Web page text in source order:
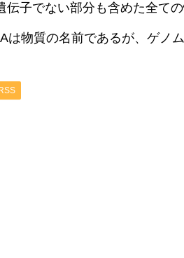
伝子でない部分も含めた全ての
は物質の名前であるが、ゲノ
RSS